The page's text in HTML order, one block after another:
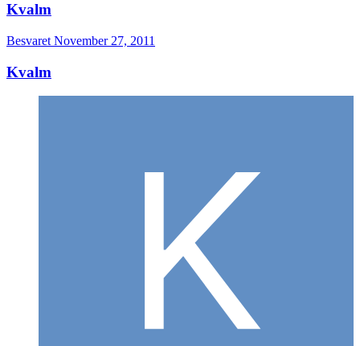
Kvalm
Besvaret November 27, 2011
Kvalm